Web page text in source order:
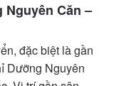
Nguyên Căn –
đặc biệt là gần
Dưỡng Nguyên